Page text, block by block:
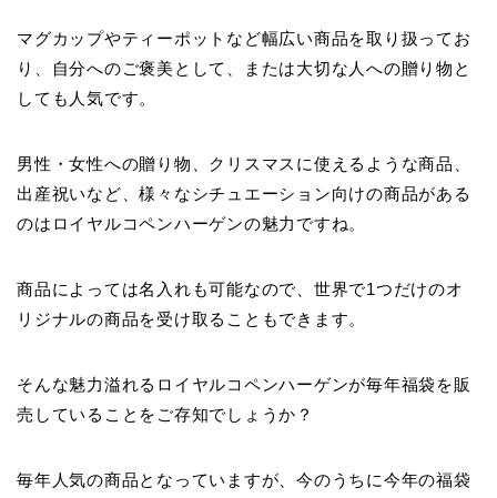
マグカップやティーポットなど幅広い商品を取り扱ってお
り、自分へのご褒美として、または大切な人への贈り物と
しても人気です。
男性・女性への贈り物、クリスマスに使えるような商品、
出産祝いなど、様々なシチュエーション向けの商品がある
のはロイヤルコペンハーゲンの魅力ですね。
商品によっては名入れも可能なので、世界で1つだけのオ
リジナルの商品を受け取ることもできます。
そんな魅力溢れるロイヤルコペンハーゲンが毎年福袋を販
売していることをご存知でしょうか？
毎年人気の商品となっていますが、今のうちに今年の福袋